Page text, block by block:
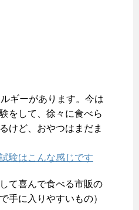
ギーがあります。今は
をして、徐々に食べら
けど、おやつはまだま
験はこんな感じです
て喜んで食べる市販の
手に入りやすいもの）